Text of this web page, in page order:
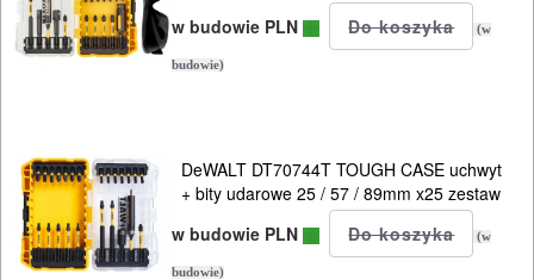
URZĄDZENIA
ROZRUCHOWE
OSPRZĘT
AGREGATY
PRĄDOWE
w budowie PLN
(w
budowie)
DeWALT DT70744T TOUGH CASE uchwyt
+ bity udarowe 25 / 57 / 89mm x25 zestaw
w budowie PLN
(w
budowie)